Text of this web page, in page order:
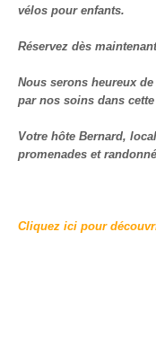
vélos pour enfants.
Réservez dès
Nous serons heureux
par nos soins dans cette
Votre hôte Bernard,
promenades et
Cliquez ici pour